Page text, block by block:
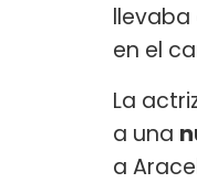
llevaba
en el
La
a una
a